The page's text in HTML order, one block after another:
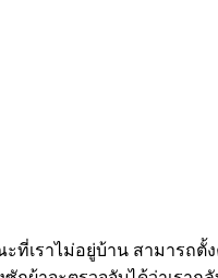
เราไม่อยู่บ้าน สามารถตั้